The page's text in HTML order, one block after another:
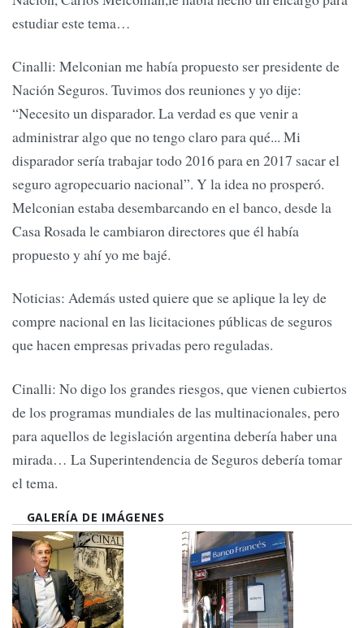
estudiar este tema…
Cinalli: Melconian me había propuesto ser presidente de
Nación Seguros. Tuvimos dos reuniones y yo dije:
“Necesito un disparador. La verdad es que venir a
administrar algo que no tengo claro para qué... Mi
disparador sería trabajar todo 2016 para en 2017 sacar el
seguro agropecuario nacional”. Y la idea no prosperó.
Melconian estaba desembarcando en el banco, desde la
Casa Rosada le cambiaron directores que él había
propuesto y ahí yo me bajé.
Noticias: Además usted quiere que se aplique la ley de
compre nacional en las licitaciones públicas de seguros
que hacen empresas privadas pero reguladas.
Cinalli: No digo los grandes riesgos, que vienen cubiertos
de los programas mundiales de las multinacionales, pero
para aquellos de legislación argentina debería haber una
mirada… La Superintendencia de Seguros debería tomar
el tema.
GALERÍA DE IMÁGENES